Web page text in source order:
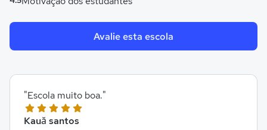
Avalie esta escola
Kauă santos
"Escola muito boa."